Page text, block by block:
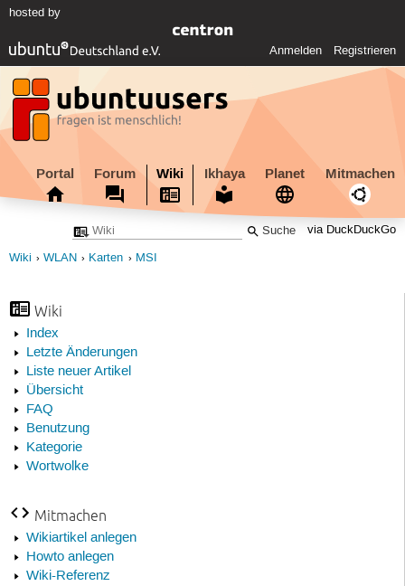
hosted by
Anmelden Registrieren
Portal Forum Wiki Ikhaya Planet Mitmachen
via DuckDuckGo
Wiki WLAN Karten MSI
Wiki
Index
Letzte Änderungen
Liste neuer Artikel
Übersicht
FAQ
Benutzung
Kategorie
Wortwolke
Mitmachen
Wikiartikel anlegen
Howto anlegen
Wiki-Referenz